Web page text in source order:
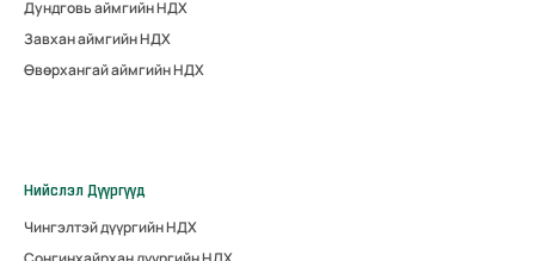
Дундговь аймгийн НДХ
Завхан аймгийн НДХ
Өвөрхангай аймгийн НДХ
Нийслэл Дүүргүүд
Чингэлтэй дүүргийн НДХ